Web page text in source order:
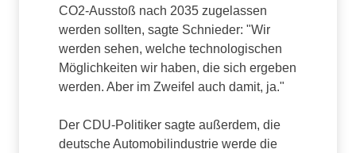
CO2-Ausstoß nach 2035 zugelassen
werden sollten, sagte Schnieder: "Wir
werden sehen, welche technologischen
Möglichkeiten wir haben, die sich ergeben
werden. Aber im Zweifel auch damit, ja."
Der CDU-Politiker sagte außerdem, die
deutsche Automobilindustrie werde die